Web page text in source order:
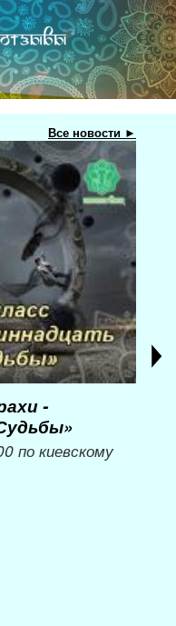
Все новости ►
-
по киевскому